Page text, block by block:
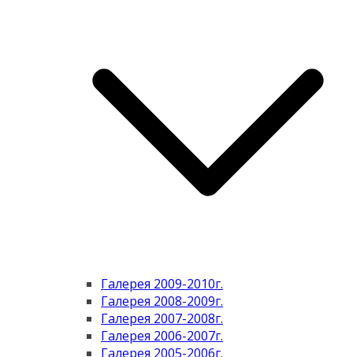
Галерея 2009-2010г.
Галерея 2008-2009г.
Галерея 2007-2008г.
Галерея 2006-2007г.
Галерея 2005-2006г.